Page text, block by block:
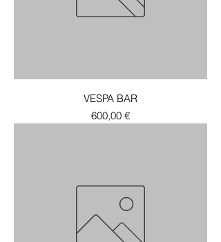
VESPA BAR
Τιμή
600,00 €